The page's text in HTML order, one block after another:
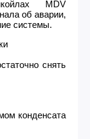
MDV
об аварии,
системы.
снять
конденсата